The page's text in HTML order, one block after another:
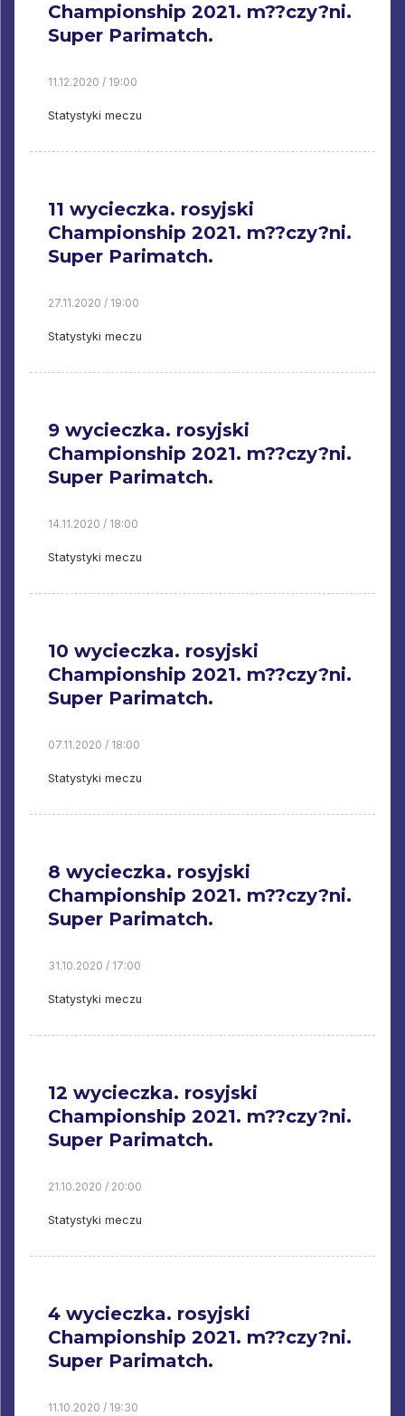
Championship 2021. m??czy?ni.
Super Parimatch.
11.12.2020 / 19:00
Statystyki meczu
11 wycieczka. rosyjski
Championship 2021. m??czy?ni.
Super Parimatch.
27.11.2020 / 19:00
Statystyki meczu
9 wycieczka. rosyjski
Championship 2021. m??czy?ni.
Super Parimatch.
14.11.2020 / 18:00
Statystyki meczu
10 wycieczka. rosyjski
Championship 2021. m??czy?ni.
Super Parimatch.
07.11.2020 / 18:00
Statystyki meczu
8 wycieczka. rosyjski
Championship 2021. m??czy?ni.
Super Parimatch.
31.10.2020 / 17:00
Statystyki meczu
12 wycieczka. rosyjski
Championship 2021. m??czy?ni.
Super Parimatch.
21.10.2020 / 20:00
Statystyki meczu
4 wycieczka. rosyjski
Championship 2021. m??czy?ni.
Super Parimatch.
11.10.2020 / 19:30